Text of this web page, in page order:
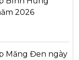
2026
Măng Đen ngày